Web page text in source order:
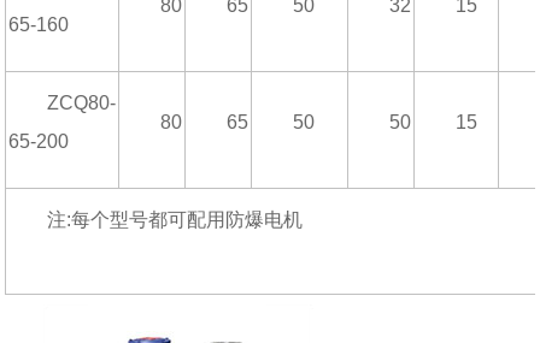
65-160
80 65 50 32 15
ZCQ80-
65-200
80 65 50 50 15
注:每个型号都可配用防爆电机